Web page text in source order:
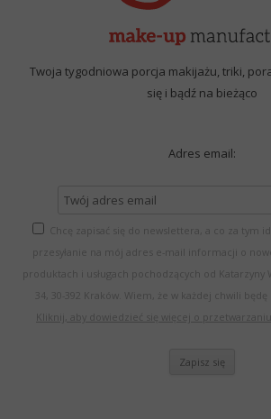
Twoja tygodniowa porcja makijażu, triki,
się i bądź na bieżąco
Adres email:
Chcę zapisać się do newslettera, a co za tym
przesyłanie na mój adres e-mail informacji o
produktach i usługach pochodzących od Katarzyny
34, 30-392 Kraków. Wiem, że w każdej chwili będę
Kliknij, aby dowiedzieć się więcej o